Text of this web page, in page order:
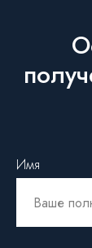
Имя